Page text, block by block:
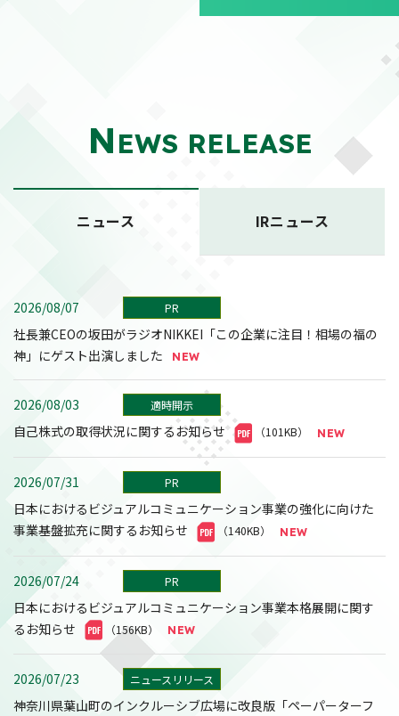
NEWS RELEASE
ニュース IRニュース
2026/08/07 PR
社長兼CEOの坂田がラジオNIKKEI「この企業に注目！相場の福の
神」にゲスト出演しました
2026/08/03 適時開示
自己株式の取得状況に関するお知らせ （101KB）
2026/07/31 PR
日本におけるビジュアルコミュニケーション事業の強化に向けた
事業基盤拡充に関するお知らせ
（140KB）
2026/07/24 PR
日本におけるビジュアルコミュニケーション事業本格展開に関す
るお知らせ
（156KB）
2026/07/23 ニュースリリース
神奈川県葉山町のインクルーシブ広場に改良版「ペーパーターフ